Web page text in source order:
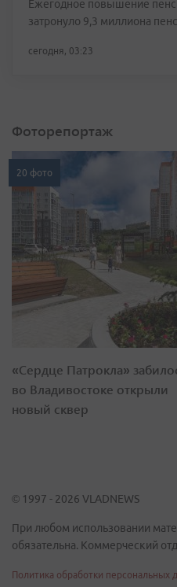
Ежегодное повышение
затронуло 9,3 миллиона
сегодня, 03:23
Фоторепортаж
20 фото
«Сердце Патрокла»
во Владивостоке открыли
новый сквер
© 1997 - 2026 VLADNEWS
При любом использовании
обязательна. Коммерческий
Политика обработки персональных